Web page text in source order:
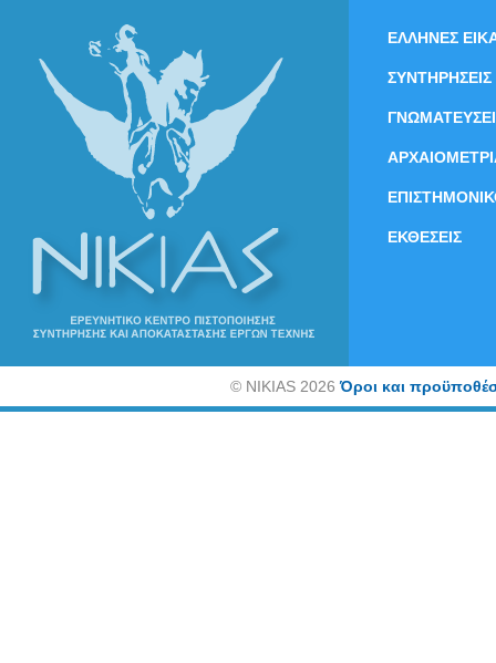
ΕΛΛΗΝΕΣ
ΣΥΝΤΗΡΗΣΕΙΣ
ΕΚΘΕΣΕΙΣ
©NIKIAS 2026Όροι και